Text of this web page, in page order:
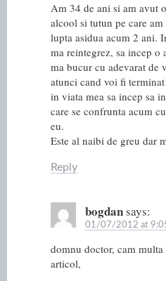
Am 34 de ani si am avut
alcool si tutun pe care
lupta asidua acum 2 ani.
ma reintegrez, sa incep o
ma bucur cu adevarat de
atunci cand voi fi
in viata mea sa incep sa
care se confrunta acum
eu.
Este al naibi de greu dar
Reply
bogdansays:
01/07/2012 at
domnu doctor, cam
articol,